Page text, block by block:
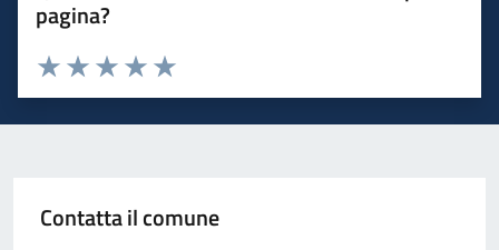
pagina?
Valuta 5 stelle su 5
Valuta 4 stelle su 5
Valuta 3 stelle su 5
Valuta 2 stelle su 5
Valuta 1 stelle su 5
Contatta il comune